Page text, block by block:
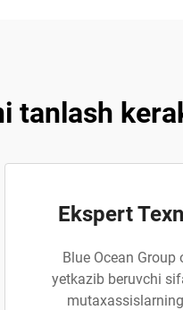
tanlash
Ekspert
Blue Ocean
yetkazib beruvchi